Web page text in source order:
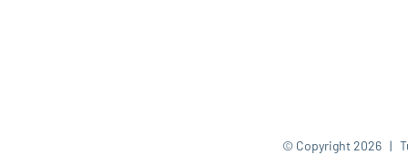
© Copyright2026 |